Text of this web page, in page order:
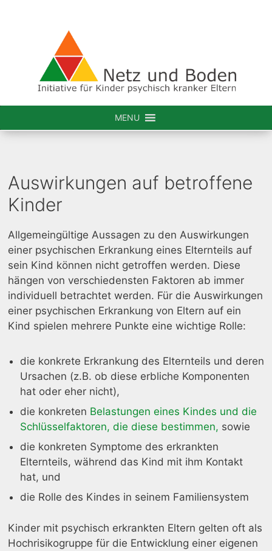
MENU
Auswirkungen auf betroffene
Kinder
Allgemeingültige Aussagen zu den Auswirkungen
einer psychischen Erkrankung eines Elternteils auf
sein Kind können nicht getroffen werden. Diese
hängen von verschiedensten Faktoren ab immer
individuell betrachtet werden. Für die Auswirkungen
einer psychischen Erkrankung von Eltern auf ein
Kind spielen mehrere Punkte eine wichtige Rolle:
die konkrete Erkrankung des Elternteils und deren
Ursachen (z.B. ob diese erbliche Komponenten
hat oder eher nicht),
die konkreten Belastungen eines Kindes und die
Schlüsselfaktoren, die diese bestimmen, sowie
die konkreten Symptome des erkrankten
Elternteils, während das Kind mit ihm Kontakt
hat, und
die Rolle des Kindes in seinem Familiensystem
Kinder mit psychisch erkrankten Eltern gelten oft als
Hochrisikogruppe für die Entwicklung einer eigenen